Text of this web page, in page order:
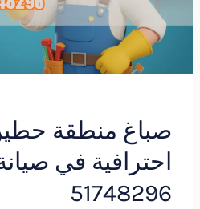
صباغ منطقة
احترافية في
51748296
في
صيانة
المنازل